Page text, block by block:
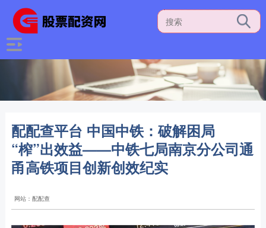
配配查平台 中国中铁：破解困局
“榨”出效益——中铁七局南京分公司通
甬高铁项目创新创效纪实
网站：配配查